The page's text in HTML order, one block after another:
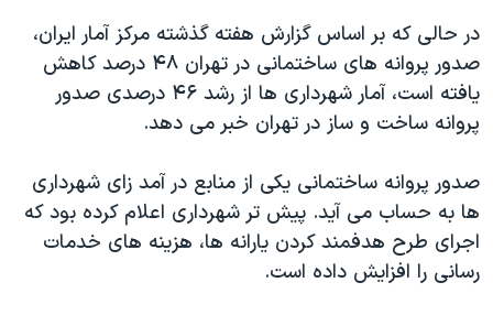
در حالی که بر اساس گزارش هفته گذشته مرکز آمار ایران،
صدور پروانه های ساختمانی در تهران ۴۸ درصد کاهش
یافته است، آمار شهرداری ها از رشد ۴۶ درصدی صدور
پروانه ساخت و ساز در تهران خبر می دهد.
صدور پروانه ساختمانی یکی از منابع در آمد زای شهرداری
ها به حساب می آید. پیش تر شهرداری اعلام کرده بود که
اجرای طرح هدفمند کردن یارانه ها، هزینه های خدمات
رسانی را افزایش داده است.